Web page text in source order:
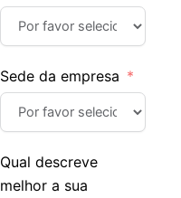
Sede da empresa
Qual descreve
melhor a sua